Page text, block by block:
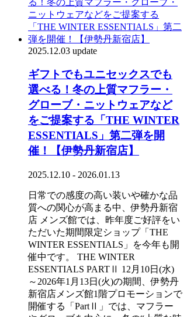
2025.12.03 update
ギフトでもユニセックスでも
選べる！冬の上質マフラー・
グローブ・ニットウェアなど
をご提案する「THE WINTER
ESSENTIALS」第二弾を開
催！【伊勢丹新宿店】
2025.12.10 - 2026.01.13
日常での感度の高い装いや確かな品
質への関心が高まる中、伊勢丹新宿
店 メンズ館では、昨年度ご好評をい
ただいた期間限定ショップ「THE
WINTER ESSENTIALS」を今年も開
催中です。 THE WINTER
ESSENTIALS PARTⅡ 12月10日(水)
～2026年1月13日(火)の期間、伊勢丹
新宿店メンズ館1階プロモーションで
開催する「PartⅡ」では、マフラー